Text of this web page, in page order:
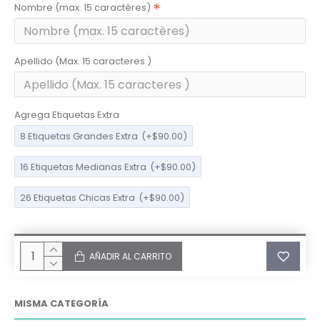
Nombre (max. 15 caractères)
Apellido (Max. 15 caracteres )
Agrega Etiquetas Extra
8 Etiquetas Grandes Extra (+$90.00)
16 Etiquetas Medianas Extra (+$90.00)
26 Etiquetas Chicas Extra (+$90.00)
AÑADIR AL CARRITO
MISMA CATEGORÍA